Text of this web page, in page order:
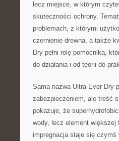
lecz miejsce, w którym
skuteczności ochrony.
problemach, z którymi
czernienie drewna, a także
Dry pełni rolę pomocnika,
do działania i od teorii do
Sama nazwa Ultra-Ever Dry
zabezpieczeniem, ale treść
pokazuje, że
wody, lecz element większej
impregnacja staje się